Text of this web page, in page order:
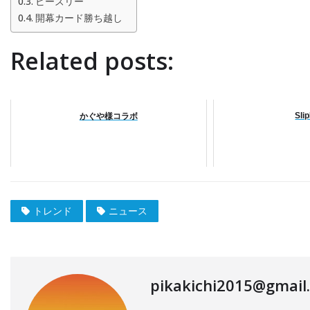
開幕カード勝ち越し
Related posts:
かぐや様コラボ
トレンド ニュース